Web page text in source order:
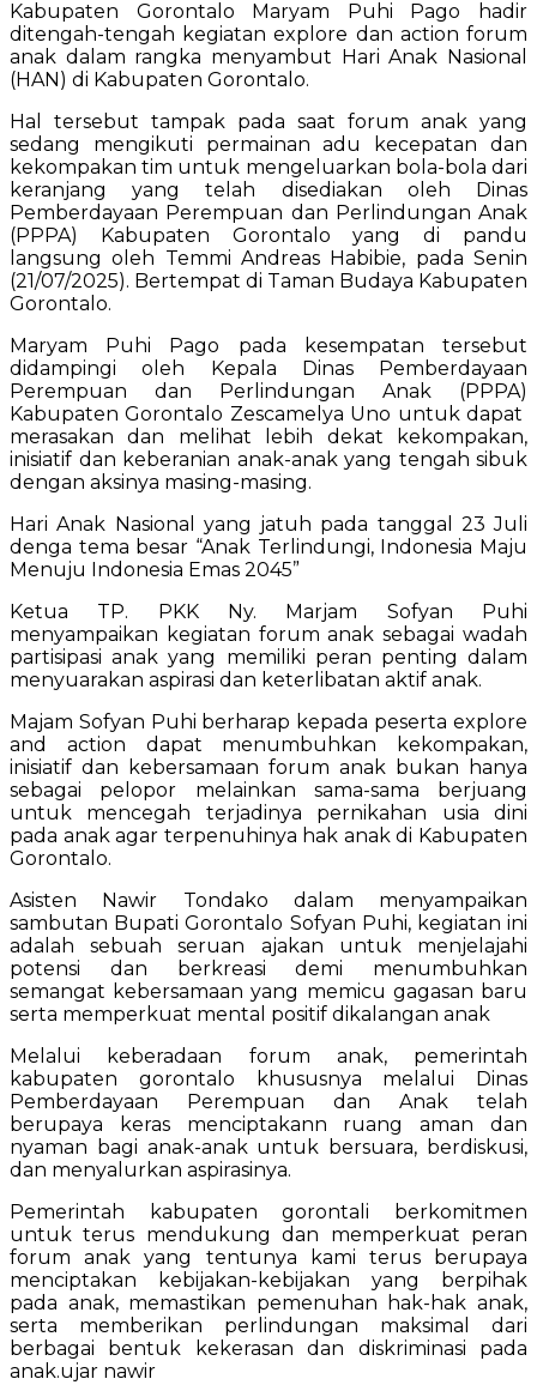
Kabupaten Gorontalo Maryam Puhi Pago hadir
ditengah-tengah kegiatan explore dan action forum
anak dalam rangka menyambut Hari Anak Nasional
(HAN) di Kabupaten Gorontalo.
Hal tersebut tampak pada saat forum anak yang
sedang mengikuti permainan adu kecepatan dan
kekompakan tim untuk mengeluarkan bola-bola dari
keranjang yang telah disediakan oleh Dinas
Pemberdayaan Perempuan dan Perlindungan Anak
(PPPA) Kabupaten Gorontalo yang di pandu
langsung oleh Temmi Andreas Habibie, pada Senin
(21/07/2025). Bertempat di Taman Budaya Kabupaten
Gorontalo.
Maryam Puhi Pago pada kesempatan tersebut
didampingi oleh Kepala Dinas Pemberdayaan
Perempuan dan Perlindungan Anak (PPPA)
Kabupaten Gorontalo Zescamelya Uno untuk dapat
merasakan dan melihat lebih dekat kekompakan,
inisiatif dan keberanian anak-anak yang tengah sibuk
dengan aksinya masing-masing.
Hari Anak Nasional yang jatuh pada tanggal 23 Juli
denga tema besar “Anak Terlindungi, Indonesia Maju
Menuju Indonesia Emas 2045”
Ketua TP. PKK Ny. Marjam Sofyan Puhi
menyampaikan kegiatan forum anak sebagai wadah
partisipasi anak yang memiliki peran penting dalam
menyuarakan aspirasi dan keterlibatan aktif anak.
Majam Sofyan Puhi berharap kepada peserta explore
and action dapat menumbuhkan kekompakan,
inisiatif dan kebersamaan forum anak bukan hanya
sebagai pelopor melainkan sama-sama berjuang
untuk mencegah terjadinya pernikahan usia dini
pada anak agar terpenuhinya hak anak di Kabupaten
Gorontalo.
Asisten Nawir Tondako dalam menyampaikan
sambutan Bupati Gorontalo Sofyan Puhi, kegiatan ini
adalah sebuah seruan ajakan untuk menjelajahi
potensi dan berkreasi demi menumbuhkan
semangat kebersamaan yang memicu gagasan baru
serta memperkuat mental positif dikalangan anak
Melalui keberadaan forum anak, pemerintah
kabupaten gorontalo khususnya melalui Dinas
Pemberdayaan Perempuan dan Anak telah
berupaya keras menciptakann ruang aman dan
nyaman bagi anak-anak untuk bersuara, berdiskusi,
dan menyalurkan aspirasinya.
Pemerintah kabupaten gorontali berkomitmen
untuk terus mendukung dan memperkuat peran
forum anak yang tentunya kami terus berupaya
menciptakan kebijakan-kebijakan yang berpihak
pada anak, memastikan pemenuhan hak-hak anak,
serta memberikan perlindungan maksimal dari
berbagai bentuk kekerasan dan diskriminasi pada
anak.ujar nawir